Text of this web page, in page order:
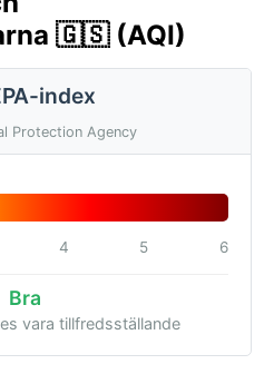
🇬🇸 (AQI)
index
Protection Agency
4 5 6
Bra
vara tillfredsställande